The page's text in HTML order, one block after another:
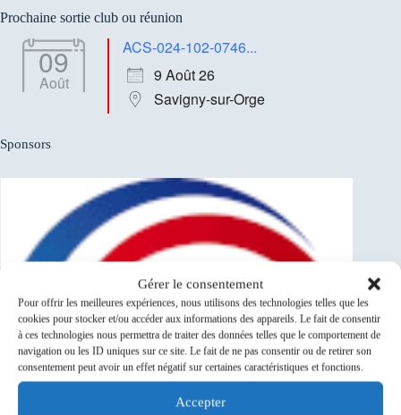
Gérer le consentement
Pour offrir les meilleures expériences, nous utilisons des technologies telles que les
cookies pour stocker et/ou accéder aux informations des appareils. Le fait de consentir
à ces technologies nous permettra de traiter des données telles que le comportement de
navigation ou les ID uniques sur ce site. Le fait de ne pas consentir ou de retirer son
consentement peut avoir un effet négatif sur certaines caractéristiques et fonctions.
Accepter
résultat
Prochaine sortie club ou réunion
09
Août
ACS-024-102-0746...
9 Août 26
Savigny-sur-Orge
Sponsors